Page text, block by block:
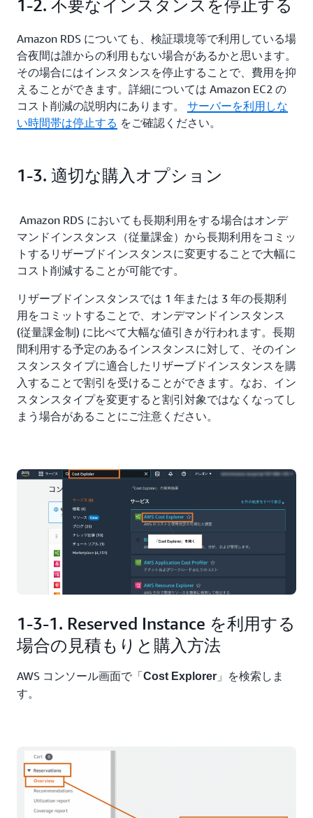
1-2. 不要なインスタンスを停止する
Amazon RDS についても、検証環境等で利用している場
合夜間は誰からの利用もない場合があるかと思います。
その場合にはインスタンスを停止することで、費用を抑
えることができます。詳細については Amazon EC2 の
コスト削減の説明内にあります。 サーバーを利用しな
い時間帯は停止する をご確認ください。
1-3. 適切な購入オプション
Amazon RDS においても長期利用をする場合はオンデ
マンドインスタンス（従量課金）から長期利用をコミッ
トするリザーブドインスタンスに変更することで大幅に
コスト削減することが可能です。
リザーブドインスタンスでは 1 年または 3 年の長期利
用をコミットすることで、オンデマンドインスタンス
(従量課金制) に比べて大幅な値引きが行われます。長期
間利用する予定のあるインスタンスに対して、そのイン
スタンスタイプに適合したリザーブドインスタンスを購
入することで割引を受けることができます。なお、イン
スタンスタイプを変更すると割引対象ではなくなってし
まう場合があることにご注意ください。
1-3-1. Reserved Instance を利用する
場合の見積もりと購入方法
AWS コンソール画面で「Cost Explorer 」を検索しま
す。